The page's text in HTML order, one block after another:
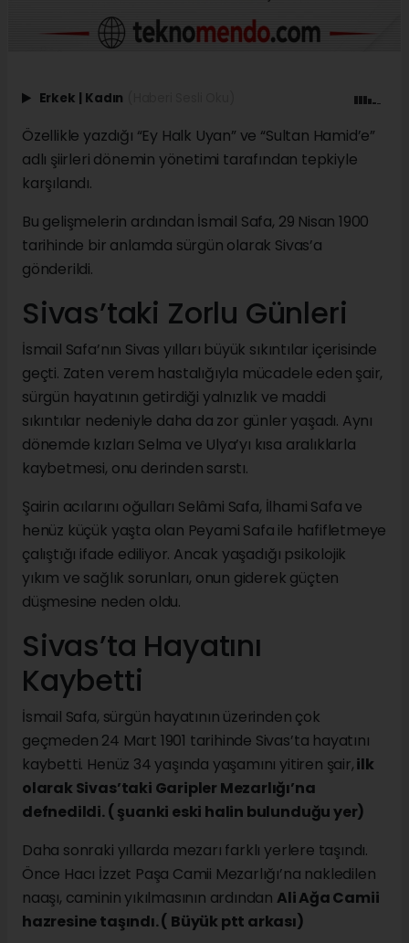
Erkek | Kadın
Özellikle yazdığı “Ey Halk Uyan” ve “Sultan Hamid’e”
adlı şiirleri dönemin yönetimi tarafından tepkiyle
karşılandı.
Bu gelişmelerin ardından İsmail Safa, 29 Nisan 1900
tarihinde bir anlamda sürgün olarak Sivas’a
gönderildi.
Sivas’taki Zorlu Günleri
İsmail Safa’nın Sivas yılları büyük sıkıntılar içerisinde
geçti. Zaten verem hastalığıyla mücadele eden şair,
sürgün hayatının getirdiği yalnızlık ve maddi
sıkıntılar nedeniyle daha da zor günler yaşadı. Aynı
dönemde kızları Selma ve Ulya’yı kısa aralıklarla
kaybetmesi, onu derinden sarstı.
Şairin acılarını oğulları Selâmi Safa, İlhami Safa ve
henüz küçük yaşta olan Peyami Safa ile hafifletmeye
çalıştığı ifade ediliyor. Ancak yaşadığı psikolojik
yıkım ve sağlık sorunları, onun giderek güçten
düşmesine neden oldu.
Sivas’ta Hayatını
Kaybetti
İsmail Safa, sürgün hayatının üzerinden çok
geçmeden 24 Mart 1901 tarihinde Sivas’ta hayatını
kaybetti. Henüz 34 yaşında yaşamını yitiren şair,ilk
olarak Sivas’taki Garipler Mezarlığı’na
defnedildi. ( şuanki eski halin bulunduğu yer)
Daha sonraki yıllarda mezarı farklı yerlere taşındı.
Önce Hacı İzzet Paşa Camii Mezarlığı’na nakledilen
naaşı, caminin yıkılmasının ardından Ali Ağa Camii
hazresine taşındı. ( Büyük ptt arkası)